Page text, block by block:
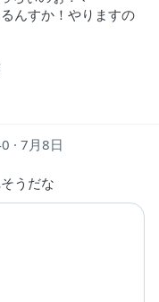
んすか！やりますの
7月8日
うだな